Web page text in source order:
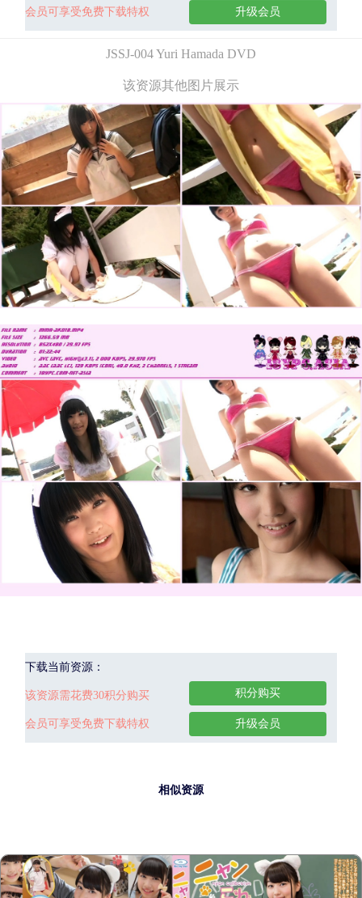
会员可享受免费下载特权 升级会员
JSSJ-004 Yuri Hamada DVD
该资源其他图片展示
下载当前资源：
该资源需花费30积分购买
会员可享受免费下载特权
积分购买
升级会员
相似资源